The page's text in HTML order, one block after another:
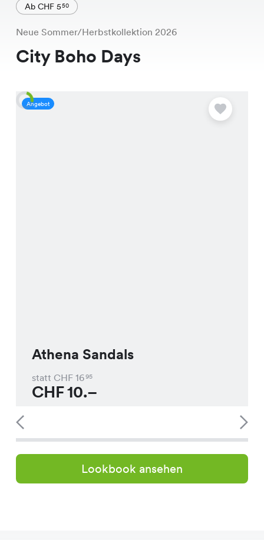
Ab CHF 550
Neue Sommer/Herbstkollektion 2026
City Boho Days
Angebot
Athena Sandals
statt CHF 1695
CHF10.–
Lookbook ansehen